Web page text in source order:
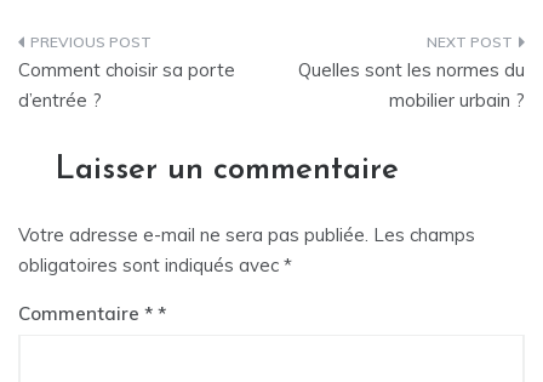
Navigation
de
l’article
Comment choisir sa porte
d’entrée ?
Quelles sont les normes du
mobilier urbain ?
Laisser un commentaire
Votre adresse e-mail ne sera pas publiée. Les champs
obligatoires sont indiqués avec *
Commentaire *